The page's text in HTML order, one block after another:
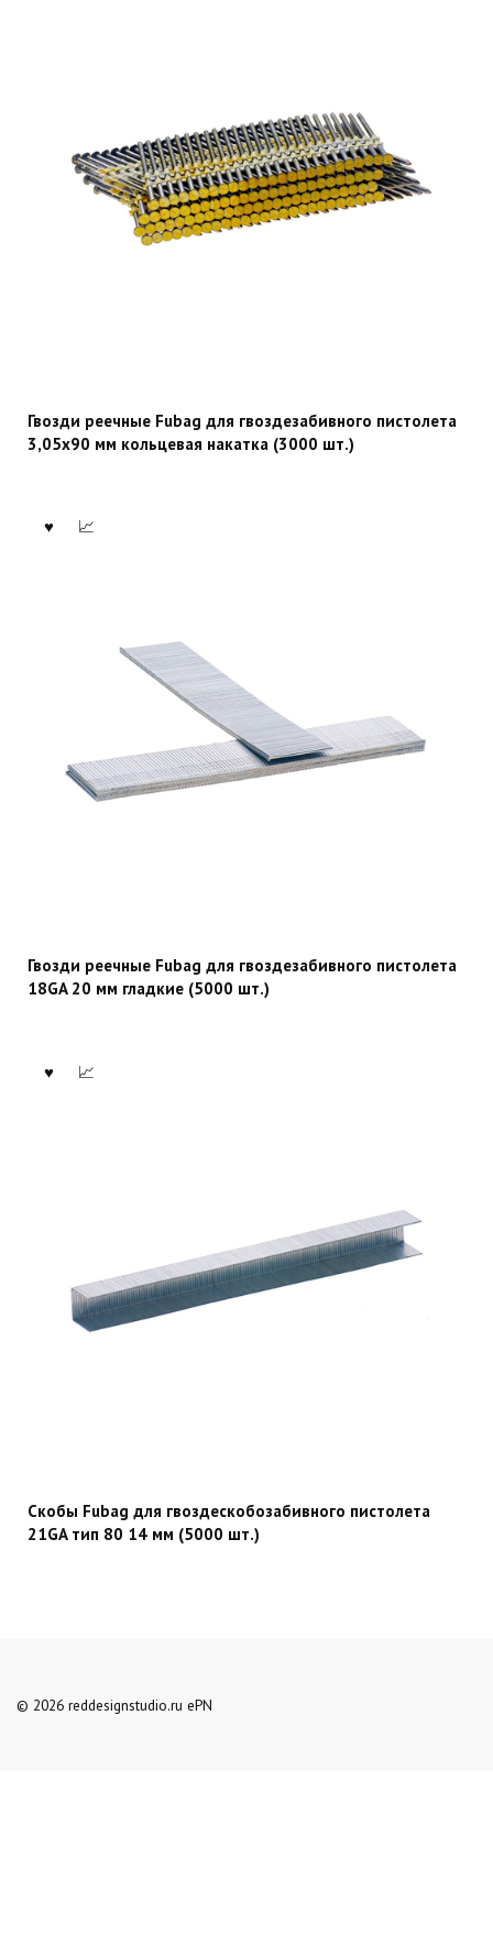
Гвозди реечные Fubag для гвоздезабивного пистолета
3,05х90 мм кольцевая накатка (3000 шт.)
Гвозди реечные Fubag для гвоздезабивного пистолета
18GA 20 мм гладкие (5000 шт.)
Скобы Fubag для гвоздескобозабивного пистолета
21GA тип 80 14 мм (5000 шт.)
© 2026 reddesignstudio.ru ePN